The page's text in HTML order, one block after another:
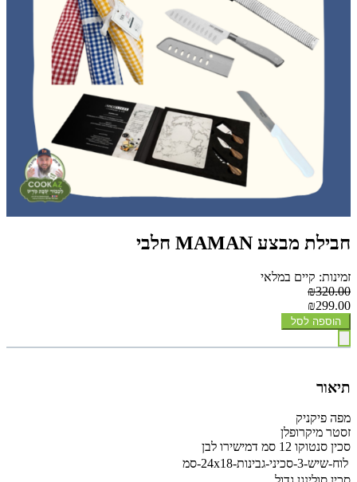
חבילת מבצע MAMAN חלבי
זמינות: קיים במלאי
₪320.00
₪299.00
הוספה לסל
תיאור
מפה פיקניק
זסטר מיקרופלן
סכין סנטוקו 12 סמ דמישירו לבן
לוח-שיש-3-סכיני-גבינות-24x18-סמ